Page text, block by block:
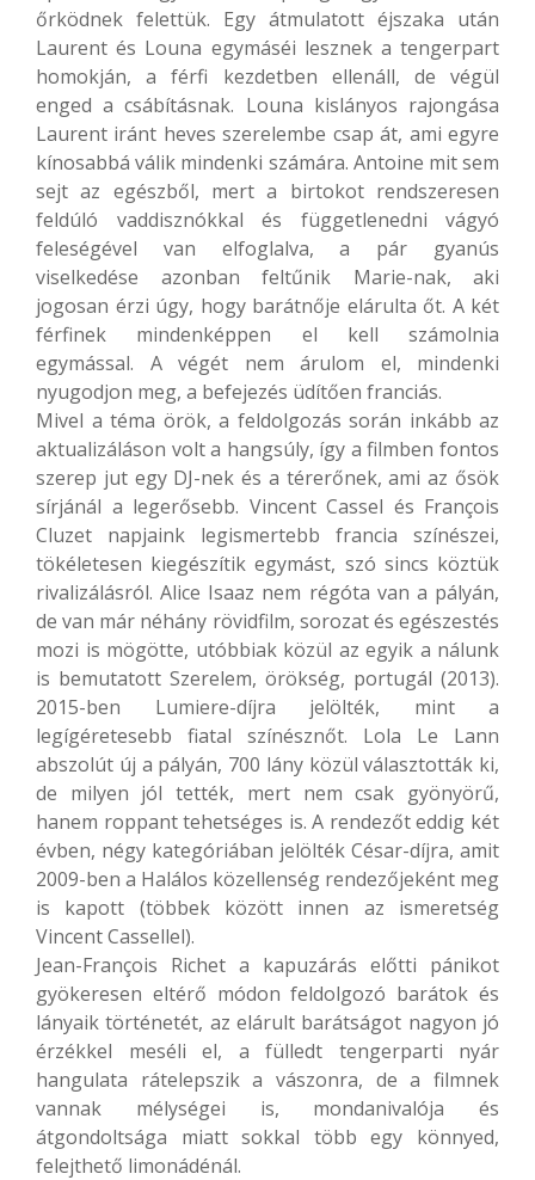
őrködnek felettük. Egy átmulatott éjszaka után
Laurent és Louna egymáséi lesznek a tengerpart
homokján, a férfi kezdetben ellenáll, de végül
enged a csábításnak. Louna kislányos rajongása
Laurent iránt heves szerelembe csap át, ami egyre
kínosabbá válik mindenki számára. Antoine mit sem
sejt az egészből, mert a birtokot rendszeresen
feldúló vaddisznókkal és függetlenedni vágyó
feleségével van elfoglalva, a pár gyanús
viselkedése azonban feltűnik Marie-nak, aki
jogosan érzi úgy, hogy barátnője elárulta őt. A két
férfinek mindenképpen el kell számolnia
egymással. A végét nem árulom el, mindenki
nyugodjon meg, a befejezés üdítően franciás.
Mivel a téma örök, a feldolgozás során inkább az
aktualizáláson volt a hangsúly, így a filmben fontos
szerep jut egy DJ-nek és a térerőnek, ami az ősök
sírjánál a legerősebb. Vincent Cassel és François
Cluzet napjaink legismertebb francia színészei,
tökéletesen kiegészítik egymást, szó sincs köztük
rivalizálásról. Alice Isaaz nem régóta van a pályán,
de van már néhány rövidfilm, sorozat és egészestés
mozi is mögötte, utóbbiak közül az egyik a nálunk
is bemutatott Szerelem, örökség, portugál (2013).
2015-ben Lumiere-díjra jelölték, mint a
legígéretesebb fiatal színésznőt. Lola Le Lann
abszolút új a pályán, 700 lány közül választották ki,
de milyen jól tették, mert nem csak gyönyörű,
hanem roppant tehetséges is. A rendezőt eddig két
évben, négy kategóriában jelölték César-díjra, amit
2009-ben a Halálos közellenség rendezőjeként meg
is kapott (többek között innen az ismeretség
Vincent Cassellel).
Jean-François Richet a kapuzárás előtti pánikot
gyökeresen eltérő módon feldolgozó barátok és
lányaik történetét, az elárult barátságot nagyon jó
érzékkel meséli el, a fülledt tengerparti nyár
hangulata rátelepszik a vászonra, de a filmnek
vannak mélységei is, mondanivalója és
átgondoltsága miatt sokkal több egy könnyed,
felejthető limonádénál.